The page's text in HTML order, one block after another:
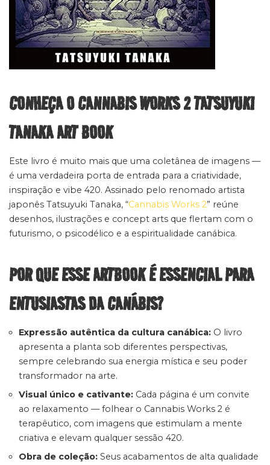
CONHEÇA O CANNABIS WORKS 2 TATSUYUKI
TANAKA ART BOOK
Este livro é muito mais que uma coletânea de imagens —
é uma verdadeira porta de entrada para a criatividade,
inspiração e vibe 420. Assinado pelo renomado artista
japonês Tatsuyuki Tanaka, “Cannabis Works 2” reúne
desenhos, ilustrações e concept arts que flertam com o
futurismo, o psicodélico e a espiritualidade canábica.
POR QUE ESSE ARTBOOK É ESSENCIAL PARA
ENTUSIASTAS DA CANÁBIS?
Expressão autêntica da cultura canábica: O livro
apresenta a planta sob diferentes perspectivas,
sempre celebrando sua energia mística e seu poder
transformador na arte.
Visual único e cativante: Cada página é um convite
ao relaxamento — folhear o Cannabis Works 2 é
terapêutico, com imagens que estimulam a mente
criativa e elevam qualquer sessão 420.
Obra de coleção: Seus acabamentos de alta qualidade